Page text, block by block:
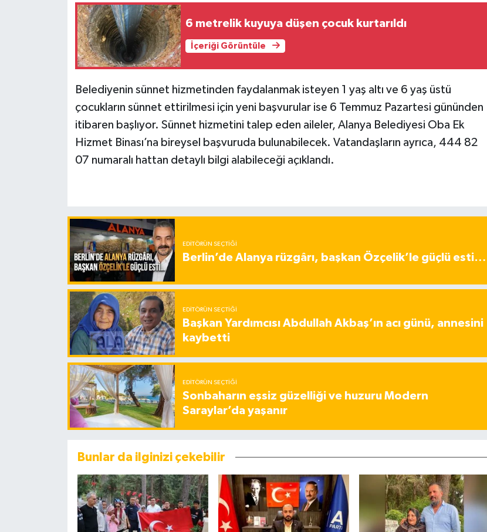
6 metrelik kuyuya düşen çocuk kurtarıldı
İçeriği Görüntüle
Belediyenin sünnet hizmetinden faydalanmak isteyen 1 yaş altı ve 6 yaş üstü
çocukların sünnet ettirilmesi için yeni başvurular ise 6 Temmuz Pazartesi gününden
itibaren başlıyor. Sünnet hizmetini talep eden aileler, Alanya Belediyesi Oba Ek
Hizmet Binası’na bireysel başvuruda bulunabilecek. Vatandaşların ayrıca, 444 82
07 numaralı hattan detaylı bilgi alabileceği açıklandı.
EDITÖRÜN SEÇTIĞI
Berlin’de Alanya rüzgârı, başkan Özçelik’le güçlü esti…
EDITÖRÜN SEÇTIĞI
Başkan Yardımcısı Abdullah Akbaş’ın acı günü, annesini
kaybetti
EDITÖRÜN SEÇTIĞI
Sonbaharın eşsiz güzelliği ve huzuru Modern
Saraylar’da yaşanır
Bunlar da ilginizi çekebilir